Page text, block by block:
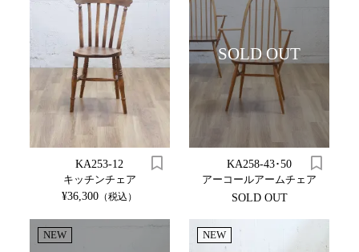
KA253-12
キッチンチェア
¥36,300 （税込）
SOLD OUT
KA258-43･50
アーコールアームチェア
SOLD OUT
NEW NEW